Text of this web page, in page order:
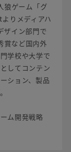
狼ゲーム「グ
りメディアハ
ザイン部門で
賞など国内外
学校や大学で
してコンテン
ション、製品
ム開発戦略